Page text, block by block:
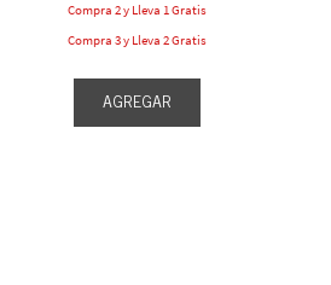
Compra 2 y Lleva 1 Gratis
Compra 3 y Lleva 2 Gratis
AGREGAR